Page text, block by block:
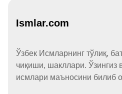
Ismlar.com
Ўзбек Исмларнинг тўлиқ,
чиқиши, шакллари. Ўзингиз
исмлари маъносини билиб